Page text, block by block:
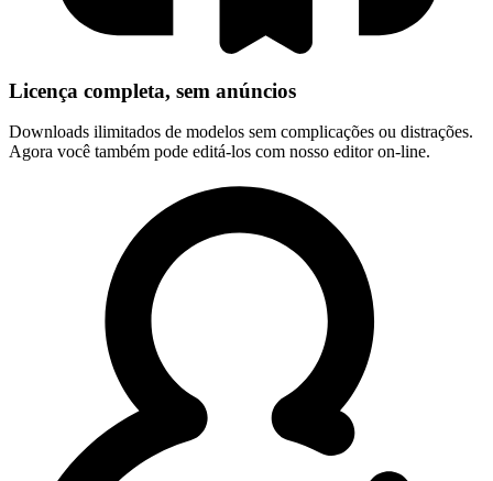
Licença completa, sem anúncios
Downloads ilimitados de modelos sem complicações ou distrações.
Agora você também pode editá-los com nosso editor on-line.